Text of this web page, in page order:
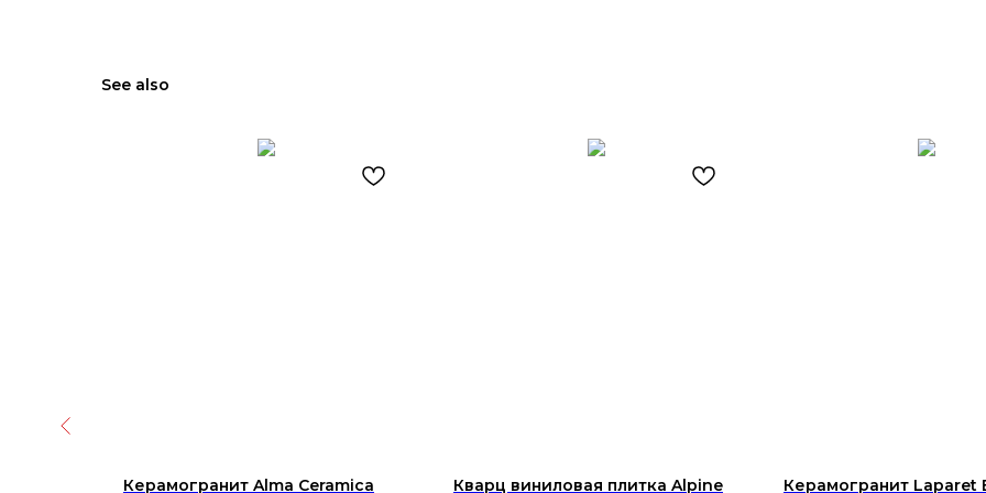
See also
Керамогранит Alma Ceramica
Кварц виниловая плитка Alpine
Керамогранит Laparet